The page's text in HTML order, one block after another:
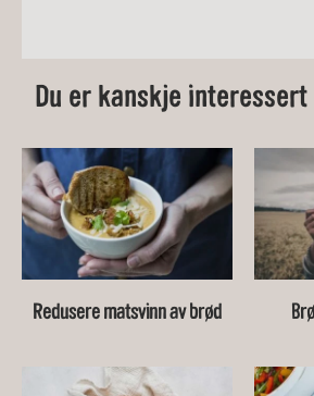
Du er kanskje
Redusere matsvinn av brød